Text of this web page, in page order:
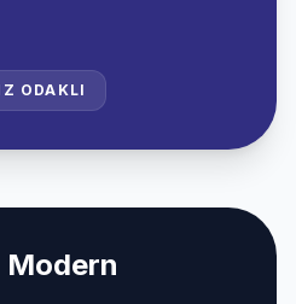
ODAKLI
Modern